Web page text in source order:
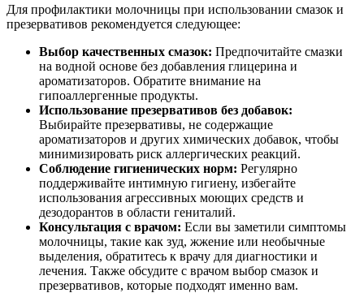
Для профилактики молочницы при использовании смазок и
презервативов рекомендуется следующее:
Выбор качественных смазок: Предпочитайте смазки
на водной основе без добавления глицерина и
ароматизаторов. Обратите внимание на
гипоаллергенные продукты.
Использование презервативов без добавок:
Выбирайте презервативы, не содержащие
ароматизаторов и других химических добавок, чтобы
минимизировать риск аллергических реакций.
Соблюдение гигиенических норм: Регулярно
поддерживайте интимную гигиену, избегайте
использования агрессивных моющих средств и
дезодорантов в области гениталий.
Консультация с врачом: Если вы заметили симптомы
молочницы, такие как зуд, жжение или необычные
выделения, обратитесь к врачу для диагностики и
лечения. Также обсудите с врачом выбор смазок и
презервативов, которые подходят именно вам.